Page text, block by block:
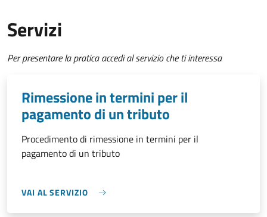
Servizi
Per presentare la pratica accedi al servizio che ti interessa
Rimessione in termini per il
pagamento di un tributo
Procedimento di rimessione in termini per il
pagamento di un tributo
VAI AL SERVIZIO